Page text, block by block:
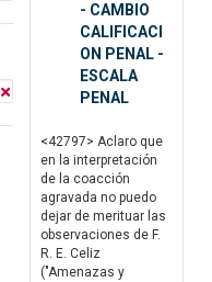
- CAMBIO
CALIFICACI
ON PENAL -
ESCALA
PENAL
<42797> Aclaro que
en la interpretación
de la coacción
agravada no puedo
dejar de merituar las
observaciones de F.
R. E. Celiz
("Amenazas y